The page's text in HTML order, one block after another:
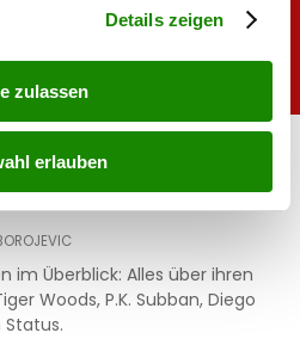
Details zeigen
zulassen
erlauben
waren die Männer an
im Überblick: Alles über ihren
Woods, P.K. Subban, Diego